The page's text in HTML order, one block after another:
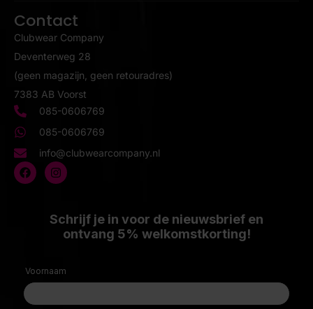
Contact
Clubwear Company
Deventerweg 28
(geen magazijn, geen retouradres)
7383 AB Voorst
085-0606769
085-0606769
info@clubwearcompany.nl